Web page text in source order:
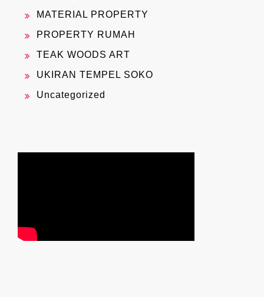
MATERIAL PROPERTY
PROPERTY RUMAH
TEAK WOODS ART
UKIRAN TEMPEL SOKO
Uncategorized